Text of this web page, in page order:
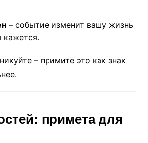
– событие изменит вашу жизнь
кажется.
– примите это как знак
примета для